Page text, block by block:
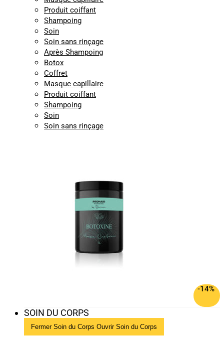
Produit coiffant
Shampoing
Soin
Soin sans rinçage
Après Shampoing
Botox
Coffret
Masque capillaire
Produit coiffant
Shampoing
Soin
Soin sans rinçage
-14%
SOIN DU CORPS
Fermer Soin du Corps Ouvrir Soin du Corps